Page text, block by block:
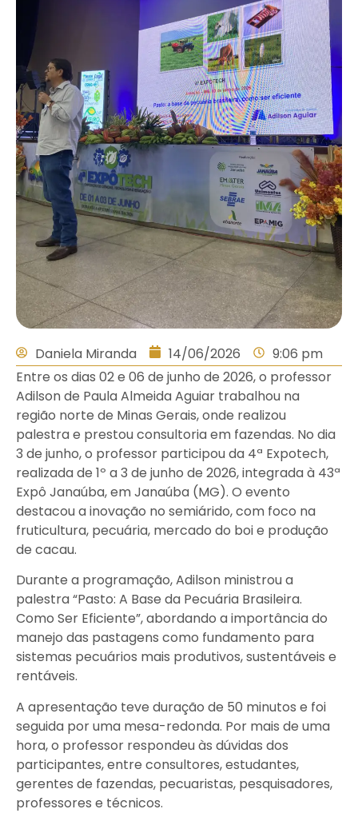
Daniela Miranda 14/06/2026
9:06 pm
Entre os dias 02 e 06 de junho de 2026, o professor
Adilson de Paula Almeida Aguiar trabalhou na
região norte de Minas Gerais, onde realizou
palestra e prestou consultoria em fazendas. No dia
3 de junho, o professor participou da 4ª Expotech,
realizada de 1º a 3 de junho de 2026, integrada à 43ª
Expô Janaúba, em Janaúba (MG). O evento
destacou a inovação no semiárido, com foco na
fruticultura, pecuária, mercado do boi e produção
de cacau.
Durante a programação, Adilson ministrou a
palestra “Pasto: A Base da Pecuária Brasileira.
Como Ser Eficiente”, abordando a importância do
manejo das pastagens como fundamento para
sistemas pecuários mais produtivos, sustentáveis e
rentáveis.
A apresentação teve duração de 50 minutos e foi
seguida por uma mesa-redonda. Por mais de uma
hora, o professor respondeu às dúvidas dos
participantes, entre consultores, estudantes,
gerentes de fazendas, pecuaristas, pesquisadores,
professores e técnicos.